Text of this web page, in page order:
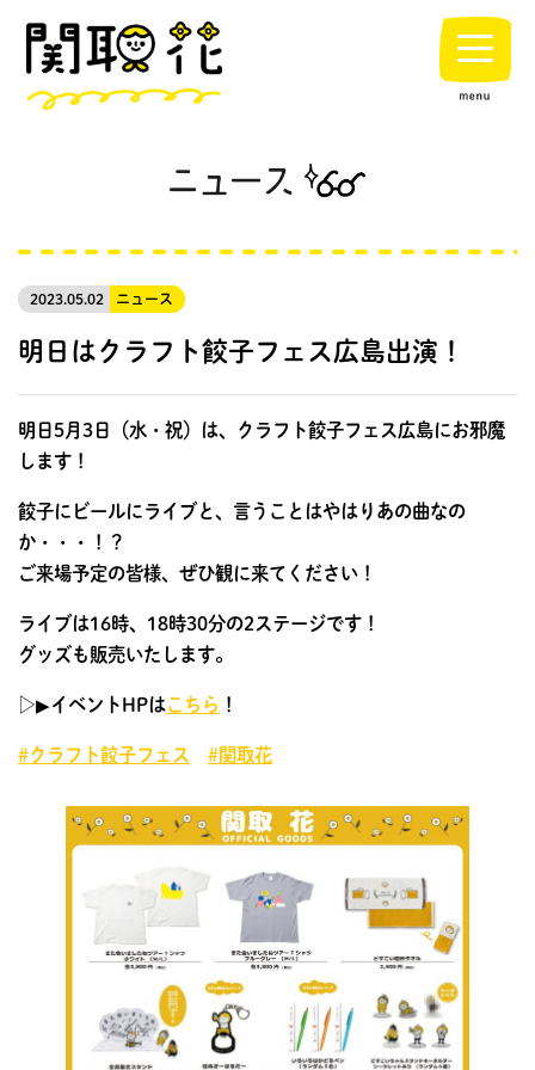
2023.05.02 ニュース
明日はクラフト餃子フェス広島出演！
明日5月3日（水・祝）は、クラフト餃子フェス広島にお邪魔
します！
餃子にビールにライブと、言うことはやはりあの曲なの
か・・・！？
ご来場予定の皆様、ぜひ観に来てください！
ライブは16時、18時30分の2ステージです！
グッズも販売いたします。
▷▶︎イベントHPはこちら ！
#クラフト餃子フェス
#関取花